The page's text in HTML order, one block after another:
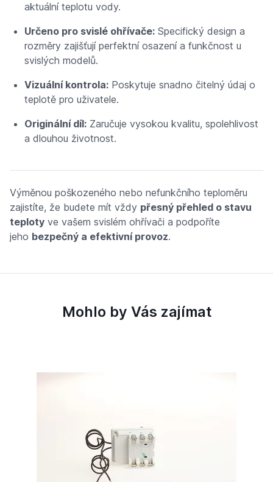
aktuální teplotu vody.
Určeno pro svislé ohřívače: Specifický design a
rozměry zajišťují perfektní osazení a funkčnost u
svislých modelů.
Vizuální kontrola: Poskytuje snadno čitelný údaj o
teplotě pro uživatele.
Originální díl: Zaručuje vysokou kvalitu, spolehlivost
a dlouhou životnost.
Výměnou poškozeného nebo nefunkčního teploměru
zajistíte, že budete mít vždy přesný přehled o stavu
teploty ve vašem svislém ohřívači a podpoříte
jeho bezpečný a efektivní provoz.
Mohlo by Vás zajímat